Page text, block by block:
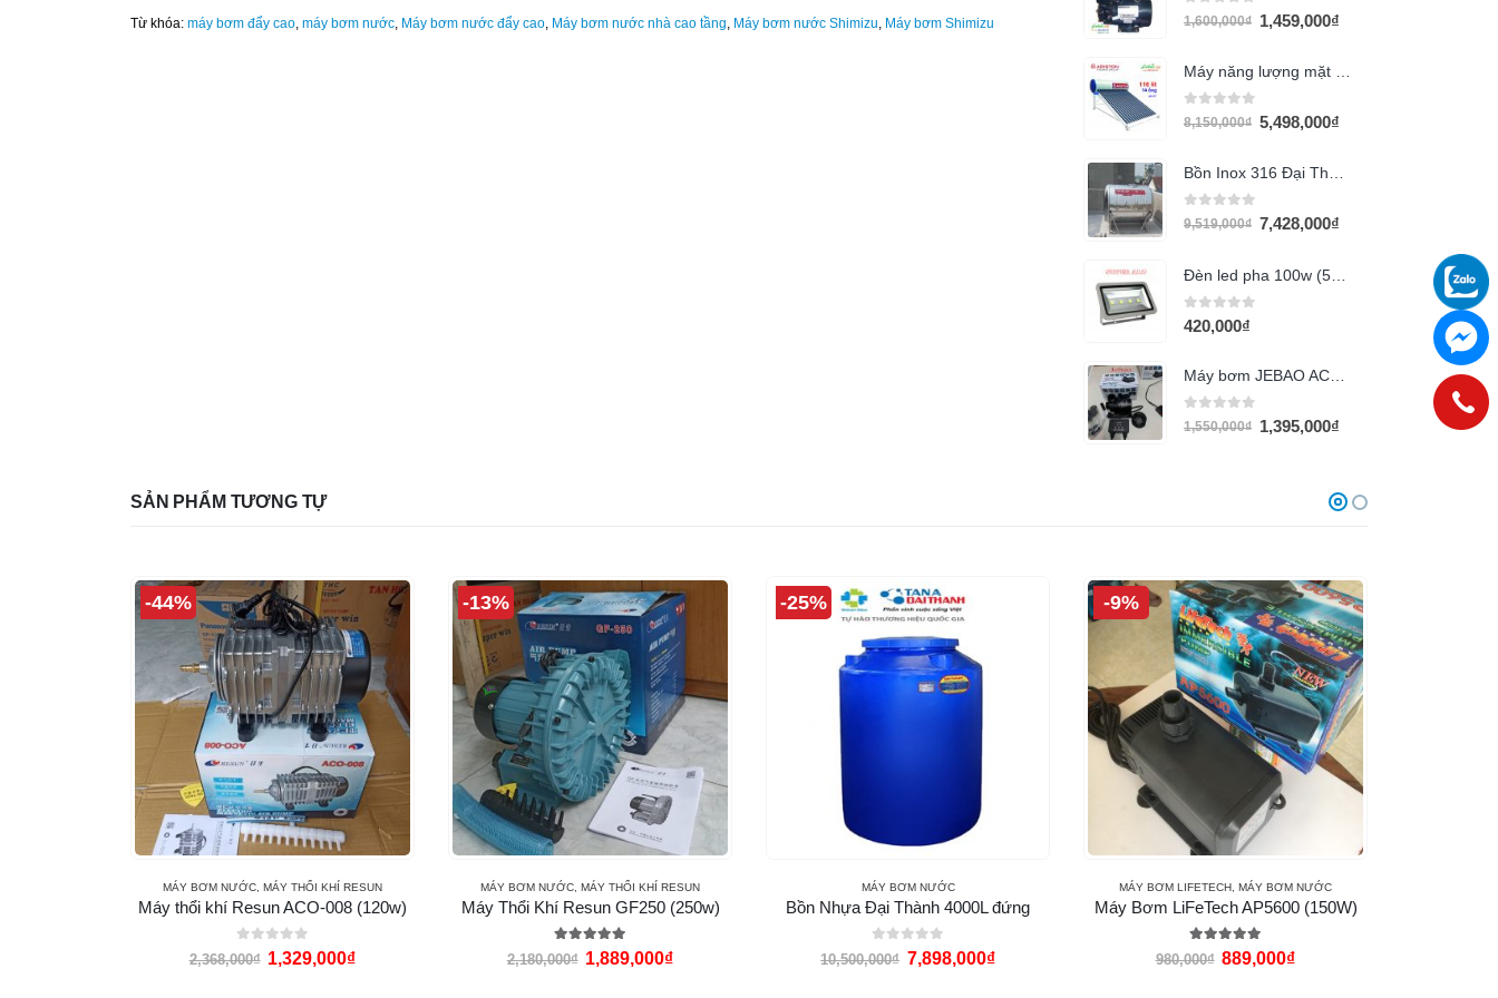
Từ khóa: máy bơm đẩy cao, máy bơm nước, Máy bơm nước đẩy cao, Máy bơm nước nhà cao tầng, Máy bơm nước Shimizu, Máy bơm Shimizu
0 out of 5
1,600,000₫ 1,459,000₫
0 out of 5
8,150,000₫ 5,498,000₫
0 out of 5
9,519,000₫ 7,428,000₫
0out of 5
420,000₫
0 out of 5
1,550,000₫ 1,395,000₫
SẢN PHẨM TƯƠNG TỰ
-44%
MÁY BƠM NƯỚC MÁY THỔI KHÍ RESUN
Máy thổi khí Resun ACO-008 (120w)
0out of 5
2,368,000₫ 1,329,000₫
-13%
MÁY BƠM NƯỚC MÁY THỔI KHÍ RESUN
Máy Thổi Khí Resun GF250 (250w)
5.00 out of 5
2,180,000₫ 1,889,000₫
-25%
MÁY BƠM NƯỚC
Bồn Nhựa Đại Thành 4000L đứng
0out of 5
10,500,000₫ 7,898,000₫
-9%
MÁY BƠM LIFETECH MÁY BƠM NƯỚC
Máy Bơm LiFeTech AP5600 (150W)
5.00 out of 5
980,000₫ 889,000₫